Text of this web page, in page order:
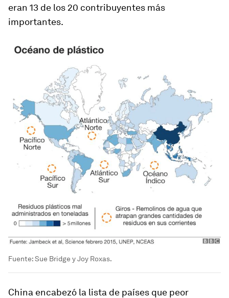
eran 13 de los 20 contribuyentes más
importantes.
Fuente: Sue Bridge y Joy Roxas.
China encabezó la lista de países que peor